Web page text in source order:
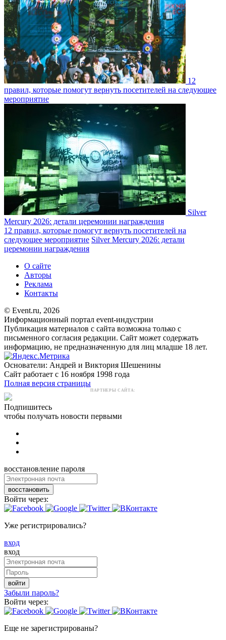
12
правил, которые помогут вернуть посетителей на следующее
мероприятие
Silver
Mercury 2026: детали церемонии награждения
12 правил, которые помогут вернуть посетителей на
следующее мероприятие Silver Mercury 2026: детали
церемонии награждения
О сайте
Авторы
Реклама
Контакты
© Event.ru, 2026
Информационный портал event-индустрии
Публикация материалов с сайта возможна только с
письменного согласия редакции. Сайт может содержать
информацию, не предназначенную для лиц младше 18 лет.
Основатели: Андрей и Виктория Шешенины
Сайт работает с 16 ноября 1998 года
Полная версия страницы
ПАРТНЕРЫ САЙТА:
Подпишитесь
чтобы получать новости первыми
восстановление пароля
восстановить
Войти через:
Уже регистрировались?
вход
вход
войти
Забыли пароль?
Войти через:
Еще не зарегистрированы?